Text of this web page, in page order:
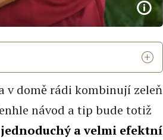
v domě rádi kombinují zeleň
návod a tip bude totiž
jednoduchý a velmi efektní